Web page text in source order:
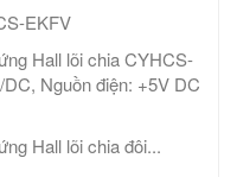
EKFV
Hall lõi chia CYHCS-
Nguồn điện: +5V DC
Hall lõi chia đôi...